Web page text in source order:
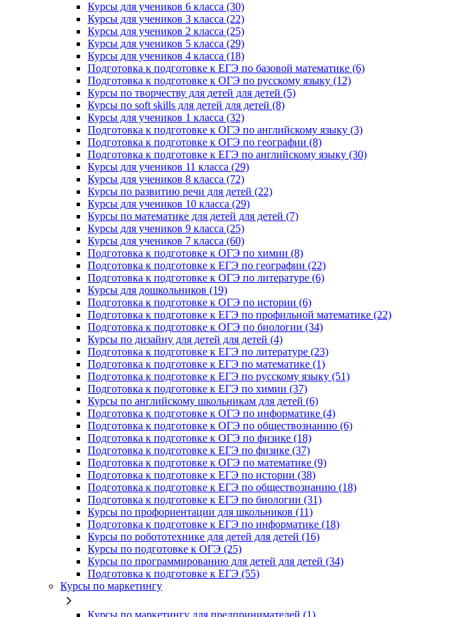
Курсы для учеников 6 класса (30)
Курсы для учеников 3 класса (22)
Курсы для учеников 2 класса (25)
Курсы для учеников 5 класса (29)
Курсы для учеников 4 класса (18)
Подготовка к подготовке к ЕГЭ по базовой математике (6)
Подготовка к подготовке к ОГЭ по русскому языку (12)
Курсы по творчеству для детей для детей (5)
Курсы по soft skills для детей для детей (8)
Курсы для учеников 1 класса (32)
Подготовка к подготовке к ОГЭ по английскому языку (3)
Подготовка к подготовке к ОГЭ по географии (8)
Подготовка к подготовке к ЕГЭ по английскому языку (30)
Курсы для учеников 11 класса (29)
Курсы для учеников 8 класса (72)
Курсы по развитию речи для детей (22)
Курсы для учеников 10 класса (29)
Курсы по математике для детей для детей (7)
Курсы для учеников 9 класса (25)
Курсы для учеников 7 класса (60)
Подготовка к подготовке к ОГЭ по химии (8)
Подготовка к подготовке к ЕГЭ по географии (22)
Подготовка к подготовке к ОГЭ по литературе (6)
Курсы для дошкольников (19)
Подготовка к подготовке к ОГЭ по истории (6)
Подготовка к подготовке к ЕГЭ по профильной математике (22)
Подготовка к подготовке к ОГЭ по биологии (34)
Курсы по дизайну для детей для детей (4)
Подготовка к подготовке к ЕГЭ по литературе (23)
Подготовка к подготовке к ЕГЭ по математике (1)
Подготовка к подготовке к ЕГЭ по русскому языку (51)
Подготовка к подготовке к ЕГЭ по химии (37)
Курсы по английскому школьникам для детей (6)
Подготовка к подготовке к ОГЭ по информатике (4)
Подготовка к подготовке к ОГЭ по обществознанию (6)
Подготовка к подготовке к ОГЭ по физике (18)
Подготовка к подготовке к ЕГЭ по физике (37)
Подготовка к подготовке к ОГЭ по математике (9)
Подготовка к подготовке к ЕГЭ по истории (38)
Подготовка к подготовке к ЕГЭ по обществознанию (18)
Подготовка к подготовке к ЕГЭ по биологии (31)
Курсы по профориентации для школьников (11)
Подготовка к подготовке к ЕГЭ по информатике (18)
Курсы по робототехнике для детей для детей (16)
Курсы по подготовке к ОГЭ (25)
Курсы по программированию для детей для детей (34)
Подготовка к подготовке к ЕГЭ (55)
Курсы по маркетингу